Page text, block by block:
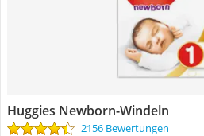
Huggies Newborn-Windeln
2156 Bewertungen